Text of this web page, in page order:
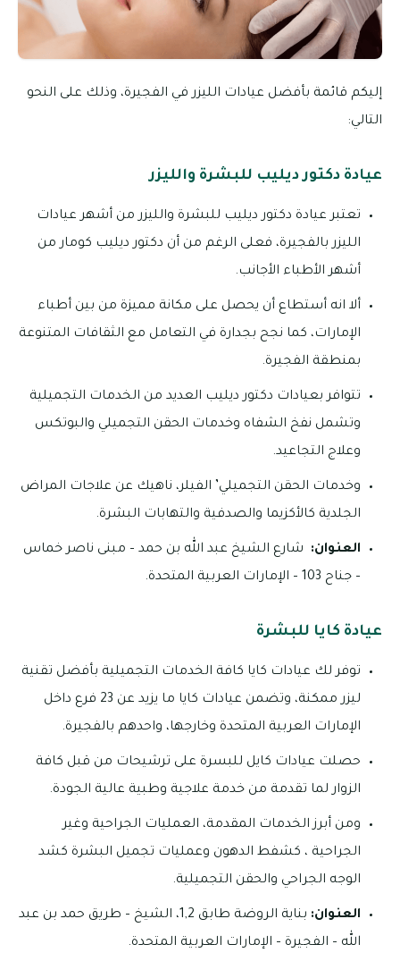
إليكم قائمة بأفضل عيادات الليزر في الفجيرة، وذلك على النحو
التالي:
عيادة دكتور ديليب للبشرة والليزر
تعتبر عيادة دكتور ديليب للبشرة والليزر من أشهر عيادات
الليزر بالفجيرة، فعلى الرغم من أن دكتور ديليب كومار من
أشهر الأطباء الأجانب.
ألا انه أستطاع أن يحصل على مكانة مميزة من بين أطباء
الإمارات، كما نجح بجدارة في التعامل مع الثقافات المتنوعة
بمنطقة الفجيرة.
تتوافر بعيادات دكتور ديليب العديد من الخدمات التجميلية
وتشمل نفخ الشفاه وخدمات الحقن التجميلي والبوتكس
وعلاج التجاعيد.
وخدمات الحقن التجميلي’ الفيلر، ناهيك عن علاجات المراض
الجلدية كالأكزيما والصدفية والتهابات البشرة.
العنوان: شارع الشيخ عبد الله بن حمد – مبنى ناصر خماس
– جناح 103 – ‏الإمارات العربية المتحدة.
عيادة كايا للبشرة
توفر لك عيادات كايا كافة الخدمات التجميلية بأفضل تقنية
ليزر ممكنة، وتضمن عيادات كايا ما يزيد عن 23 فرع داخل
الإمارات العربية المتحدة وخارجها، واحدهم بالفجيرة.
حصلت عيادات كايل للبسرة على ترشيحات من قبل كافة
الزوار لما تقدمة من خدمة علاجية وطبية عالية الجودة.
ومن أبرز الخدمات المقدمة، العمليات الجراحية وغير
الجراحية ، كشفط الدهون وعمليات تجميل البشرة كشد
الوجه الجراحي والحقن التجميلية.
العنوان:
بناية الروضة طابق 1,2، الشيخ – طريق حمد بن عبد
الله – الفجيرة – الإمارات العربية المتحدة.